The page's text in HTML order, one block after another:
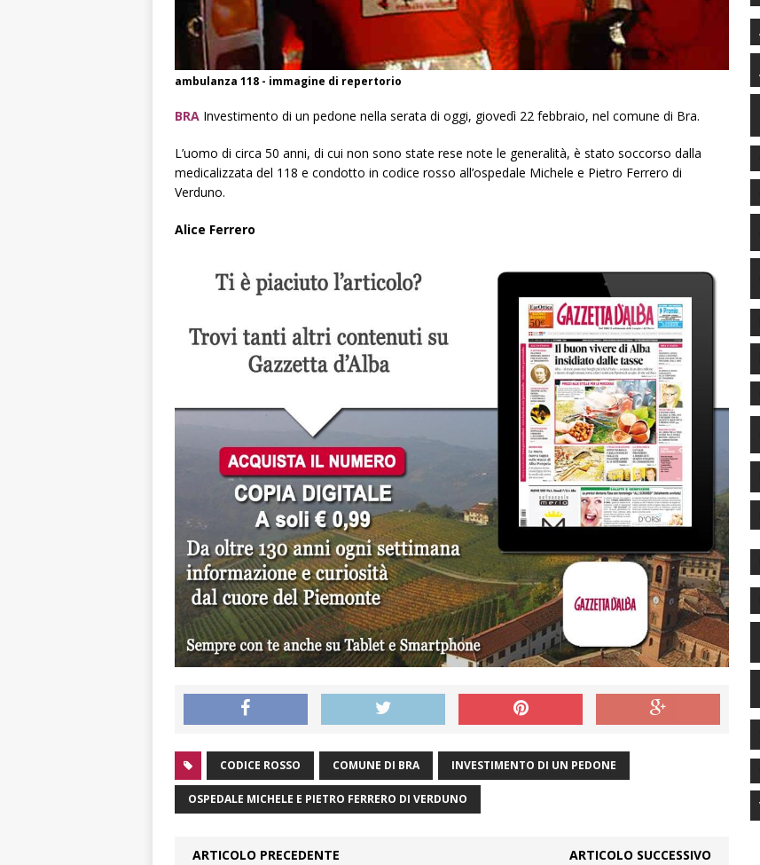
ambulanza 118 - immagine di repertorio
BRA Investimento di un pedone nella serata di oggi, giovedì 22 febbraio, nel comune di Bra.
L’uomo di circa 50 anni, di cui non sono state rese note le generalità, è stato soccorso dalla
medicalizzata del 118 e condotto in codice rosso all’ospedale Michele e Pietro Ferrero di
Verduno.
Alice Ferrero
CODICE ROSSO COMUNE DI BRA INVESTIMENTO DI UN PEDONE
OSPEDALE MICHELE E PIETRO FERRERO DI VERDUNO
ARTICOLO PRECEDENTE ARTICOLO SUCCESSIVO